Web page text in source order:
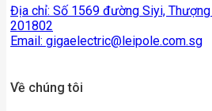
Địa chỉ: Số 1569 đường Siyi, Thượng
201802
Email: gigaelectric@leipole.com.sg
Về chúng tôi